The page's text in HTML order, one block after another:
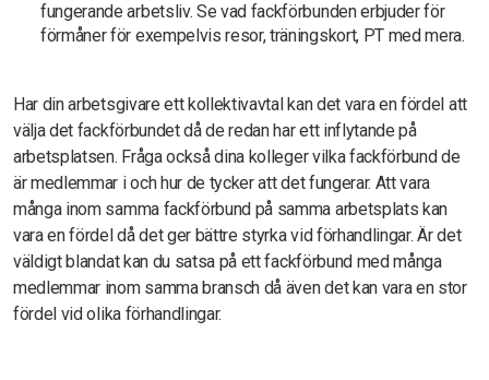
fungerande arbetsliv. Se vad fackförbunden erbjuder för
förmåner för exempelvis resor, träningskort, PT med mera.
Har din arbetsgivare ett kollektivavtal kan det vara en fördel att
välja det fackförbundet då de redan har ett inflytande på
arbetsplatsen. Fråga också dina kolleger vilka fackförbund de
är medlemmar i och hur de tycker att det fungerar. Att vara
många inom samma fackförbund på samma arbetsplats kan
vara en fördel då det ger bättre styrka vid förhandlingar. Är det
väldigt blandat kan du satsa på ett fackförbund med många
medlemmar inom samma bransch då även det kan vara en stor
fördel vid olika förhandlingar.